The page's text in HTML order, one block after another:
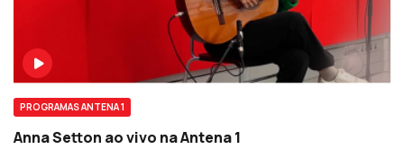
PROGRAMAS ANTENA 1
Anna Setton ao vivo na Antena 1